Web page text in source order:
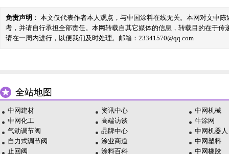
免责声明 ： 本文仅代表作者本人观点，与中国涂料在线无关。本网对文中
考，并请自行承担全部责任。本网转载自其它媒体的信息，转载目的在于
请在一周内进行，以便我们及时处理。邮箱：23341570@qq.com
全站地图
中网建材
中网化工
气动调节阀
自力式调节阀
止回阀
资讯中心
高端访谈
品牌中心
涂业商道
涂料百科
中网机械
牛涂网
中网机器人
中网塑料
中网橡胶